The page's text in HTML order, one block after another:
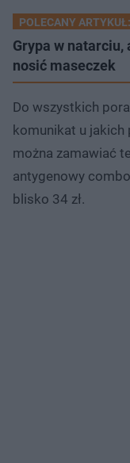
POLECANY ARTYKUŁ:
Grypa w
nosić maseczek
Do wszystkich
komunikat u
można zamawiać
antygenowy
blisko 34 zł.